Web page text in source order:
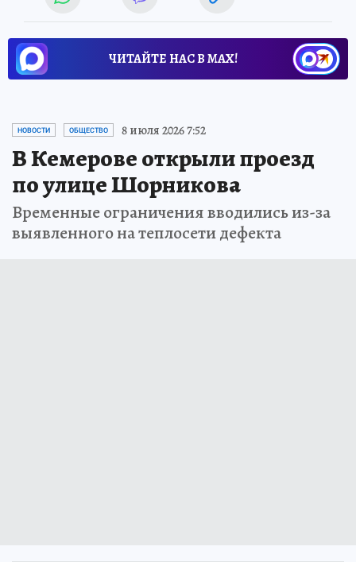
ЧИТАЙТЕ НАС В МАХ!
НОВОСТИ ОБЩЕСТВО 8 июля 2026 7:52
В Кемерове открыли проезд
по улице Шорникова
Временные ограничения вводились из-за
выявленного на теплосети дефекта